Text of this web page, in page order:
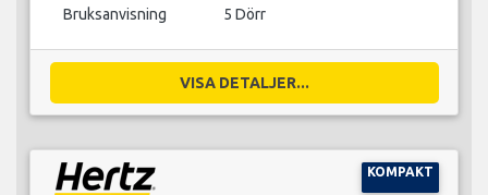
Bruksanvisning 5 Dörr
VISA DETALJER...
KOMPAKT